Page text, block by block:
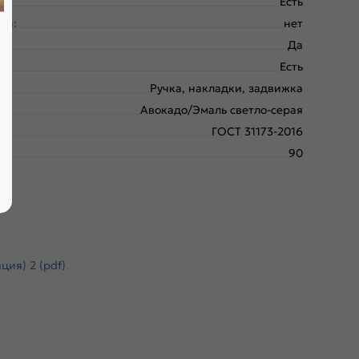
нет
Да
Есть
Ручка, накладки, задвижка
Авокадо/Эмаль светло-серая
ГОСТ 31173-2016
90
2 (pdf)